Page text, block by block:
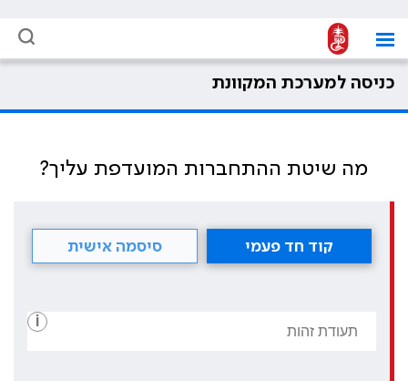
כניסה למערכת המקוונת
מה שיטת ההתחברות המועדפת עליך?
קוד חד פעמי סיסמה אישית
i